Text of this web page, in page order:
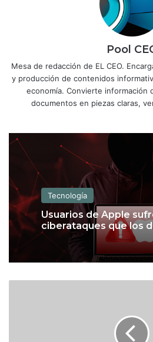
Pool
Mesa de redacción de EL CEO.
y producción de contenidos
economía. Convierte información
documentos en piezas claras,
Tecnología
Usuarios de Apple
ciberataques que los